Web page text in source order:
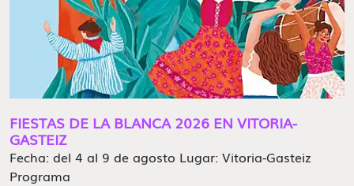
FIESTAS DE LA BLANCA 2026 EN VITORIA-
GASTEIZ
Fecha: del 4 al 9 de agosto Lugar: Vitoria-Gasteiz
Programa